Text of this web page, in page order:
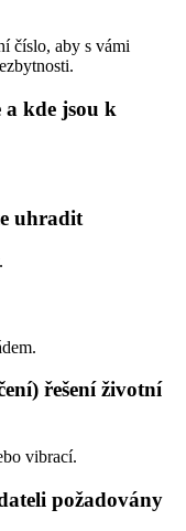
číslo, aby s vámi
a kde jsou k
uhradit
řešení životní
vibrací.
požadovány